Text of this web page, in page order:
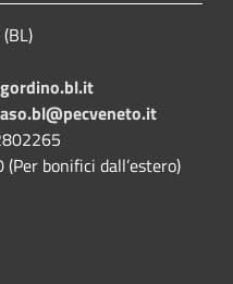
(Per bonifici dall’estero)